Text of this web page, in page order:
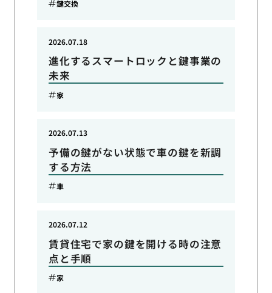
鍵交換
進化するスマートロックと鍵事業の
未来
2026.07.18
家
予備の鍵がない状態で車の鍵を新調
する方法
2026.07.13
車
賃貸住宅で家の鍵を開ける時の注意
点と手順
2026.07.12
家